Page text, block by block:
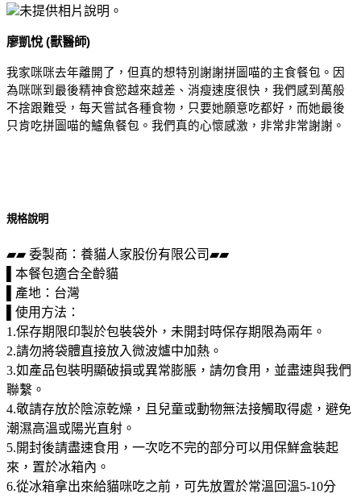
廖凱悅 (獸醫師)
我家咪咪去年離開了，但真的想特別謝謝拼圖喵的主食餐包。因
為咪咪到最後精神食慾越來越差、消瘦速度很快，我們感到萬般
不捨跟難受，每天嘗試各種食物，只要她願意吃都好，而她最後
只肯吃拼圖喵的鱸魚餐包。我們真的心懷感激，非常非常謝謝。
規格說明
▰▰ 委製商：養貓人家股份有限公司▰▰
▌本餐包適合全齡貓
▌產地：台灣
▌使用方法：
1.保存期限印製於包裝袋外，未開封時保存期限為兩年。
2.請勿將袋體直接放入微波爐中加熱。
3.如產品包裝明顯破損或異常膨脹，請勿食用，並盡速與我們
聯繫。
4.敬請存放於陰涼乾燥，且兒童或動物無法接觸取得處，避免
潮濕高溫或陽光直射。
5.開封後請盡速食用，一次吃不完的部分可以用保鮮盒裝起
來，置於冰箱內。
6.從冰箱拿出來給貓咪吃之前，可先放置於常溫回溫5-10分